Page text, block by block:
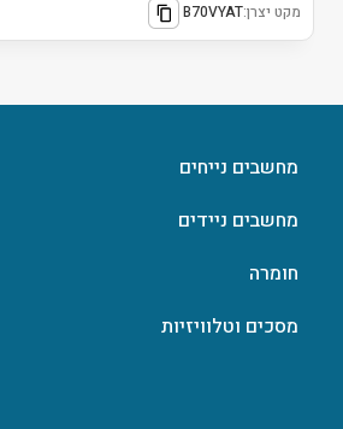
מקט יצרן:B70VYAT
מחשבים נייחים
מחשבים ניידים
חומרה
מסכים וטלוויזיות